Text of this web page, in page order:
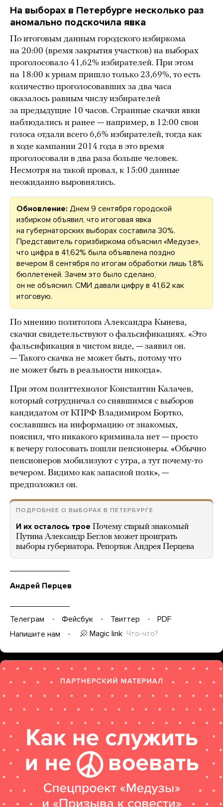
На выборах в Петербурге несколько раз
аномально подскочила явка
По итоговым данным городского избиркома
на 20:00 (время закрытия участков) на выборах
проголосовало 41,62% избирателей. При этом
на 18:00 к урнам пришло только 23,69%, то есть
количество проголосовавших за два часа
оказалось равным числу избирателей
за предыдущие 10 часов. Странные скачки явки
наблюдались и ранее — например, в 12:00 свои
голоса отдали всего 6,6% избирателей, тогда как
в ходе кампании 2014 года в это время
проголосовали в два раза больше человек.
Несмотря на такой провал, к 15:00 данные
неожиданно выровнялись.
Обновление: Днем 9 сентября городской
избирком объявил, что итоговая явка
на губернаторских выборах составила 30%.
Представитель горизбиркома объяснил «Медузе»,
что цифра в 41,62% была объявлена поздно
вечером 8 сентября по итогам обработки лишь 1,8%
бюллетеней. Зачем это было сделано,
он не объяснил. СМИ давали цифру в 41,62 как
итоговую.
По мнению политолога Александра Кынева,
скачки свидетельствуют о фальсификациях. «Это
фальсификация в чистом виде, — заявил он.
— Такого скачка не может быть, потому что
не может быть в реальности никогда».
При этом политтехнолог Константин Калачев,
который сотрудничал со снявшимся с выборов
кандидатом от КПРФ Владимиром Бортко,
сославшись на информацию от знакомых,
пояснил, что никакого криминала нет — просто
к вечеру голосовать пошли пенсионеры. «Обычно
пенсионеров мобилизуют с утра, а тут почему-то
вечером. Видимо как запасной полк», —
предположил он.
ПОДРОБНЕЕ О ВЫБОРАХ В ПЕТЕРБУРГЕ
И их осталось трое Почему старый знакомый
Путина Александр Беглов может проиграть
выборы губернатора. Репортаж Андрея Перцева
Андрей Перцев
Телеграм Фейсбук Твиттер
PDF
Напишите нам
Magic link Что-что?